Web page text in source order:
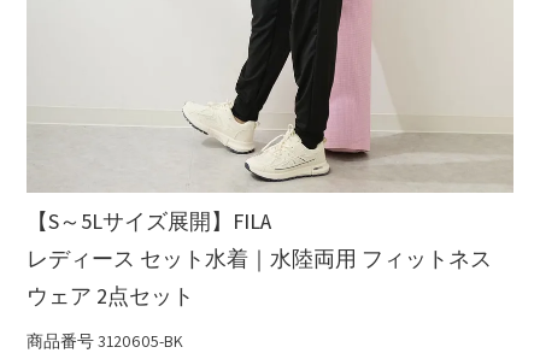
【S～5Lサイズ展開】FILA
レディース セット水着｜水陸両用 フィットネス
ウェア 2点セット
商品番号3120605-BK